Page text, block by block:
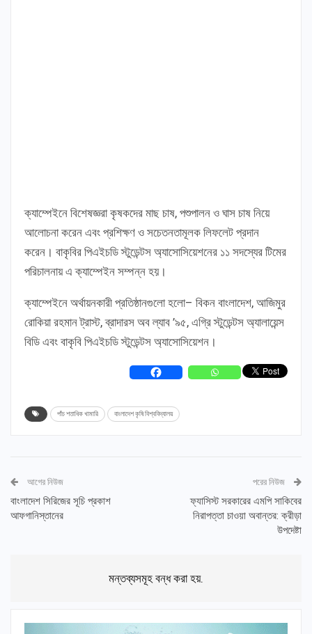
ক্যাম্পেইনে বিশেষজ্ঞরা কৃষকদের মাছ চাষ, পশুপালন ও ঘাস চাষ নিয়ে
আলোচনা করেন এবং প্রশিক্ষণ ও সচেতনতামূলক লিফলেট প্রদান
করেন। বাকৃবির পিএইচডি স্টুডেন্টস অ্যাসোসিয়েশনের ১১ সদস্যের টিমের
পরিচালনায় এ ক্যাম্পেইন সম্পন্ন হয়।
ক্যাম্পেইনে অর্থায়নকারী প্রতিষ্ঠানগুলো হলো– বিকন বাংলাদেশ, আজিমুর
রোকিয়া রহমান ট্রাস্ট, ব্রাদারস অব ল্যাব ’৯৫, এগ্রি স্টুডেন্টস অ্যালায়েন্স
বিডি এবং বাকৃবি পিএইচডি স্টুডেন্টস অ্যাসোসিয়েশন।
পাঁচ শতাধিক খামারি বাংলাদেশ কৃষি বিশ্ববিদ্যালয়
আগের নিউজ
বাংলাদেশ সিরিজের সূচি প্রকাশ
আফগানিস্তানের
পরের নিউজ
ফ্যাসিস্ট সরকারের এমপি সাকিবের
নিরাপত্তা চাওয়া অবান্তর: ক্রীড়া
উপদেষ্টা
মন্তব্যসমূহ বন্ধ করা হয়.